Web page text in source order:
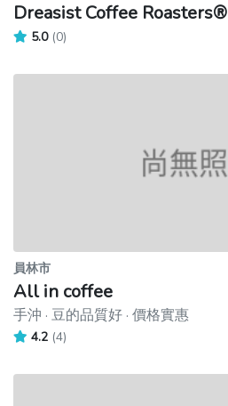
Dreasist Coffee Roasters®
5.0 (0)
員林市
All in coffee
手沖 · 豆的品質好 · 價格實惠
4.2 (4)